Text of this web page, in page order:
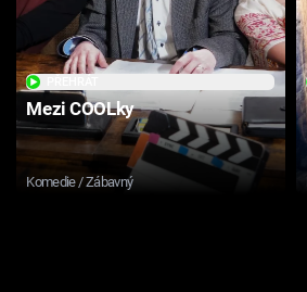
Mezi COOLky
Komedie / Zábavný